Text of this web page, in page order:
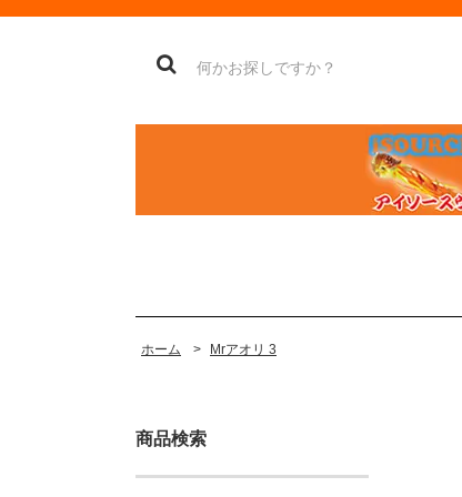
ホーム > Mrアオリ 3
商品検索